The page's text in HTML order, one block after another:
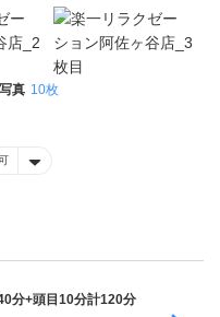
写真 10枚
分+頭目10分計120分